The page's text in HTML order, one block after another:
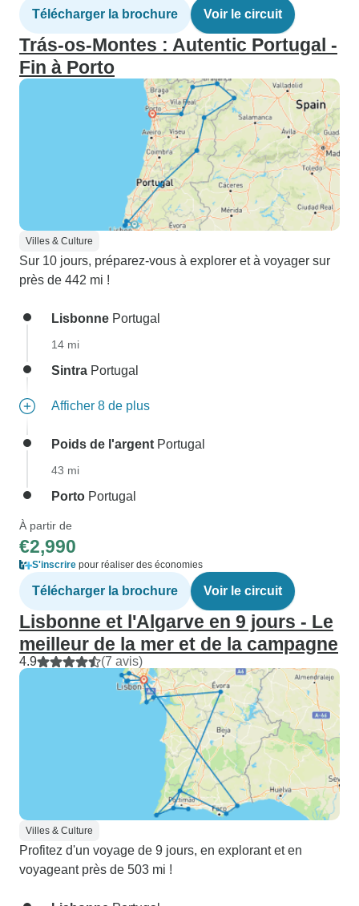
Télécharger la brochure Voir le circuit
Trás-os-Montes : Autentic Portugal -
Fin à Porto
Villes & Culture
Sur 10 jours, préparez-vous à explorer et à voyager sur
près de 442 mi !
Lisbonne Portugal
14 mi
Sintra Portugal
Afficher 8 de plus
Poids de l'argent Portugal
43 mi
Porto Portugal
À partir de
€2,990
S'inscrire pour réaliser des économies
Télécharger la brochure Voir le circuit
Lisbonne et l'Algarve en 9 jours - Le
meilleur de la mer et de la campagne
4.9 (7 avis)
Villes & Culture
Profitez d'un voyage de 9 jours, en explorant et en
voyageant près de 503 mi !